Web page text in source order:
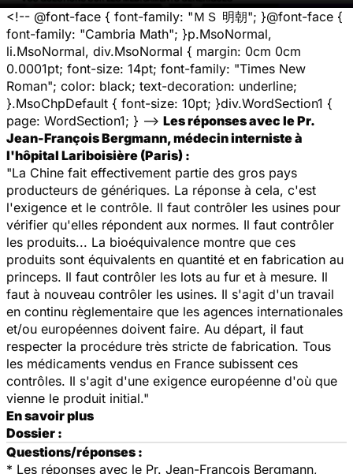
<!-- @font-face { font-family: "ＭＳ 明朝"; }@font-face {
font-family: "Cambria Math"; }p.MsoNormal,
li.MsoNormal, div.MsoNormal { margin: 0cm 0cm
0.0001pt; font-size: 14pt; font-family: "Times New
Roman"; color: black; text-decoration: underline;
}.MsoChpDefault { font-size: 10pt; }div.WordSection1 {
page: WordSection1; } --> Les réponses avec le Pr.
Jean-François Bergmann, médecin interniste à
l'hôpital Lariboisière (Paris) :
"La Chine fait effectivement partie des gros pays
producteurs de génériques. La réponse à cela, c'est
l'exigence et le contrôle. Il faut contrôler les usines pour
vérifier qu'elles répondent aux normes. Il faut contrôler
les produits... La bioéquivalence montre que ces
produits sont équivalents en quantité et en fabrication au
princeps. Il faut contrôler les lots au fur et à mesure. Il
faut à nouveau contrôler les usines. Il s'agit d'un travail
en continu règlementaire que les agences internationales
et/ou européennes doivent faire. Au départ, il faut
respecter la procédure très stricte de fabrication. Tous
les médicaments vendus en France subissent ces
contrôles. Il s'agit d'une exigence européenne d'où que
vienne le produit initial."
En savoir plus
Dossier :
Questions/réponses :
* Les réponses avec le Pr. Jean-François Bergmann,